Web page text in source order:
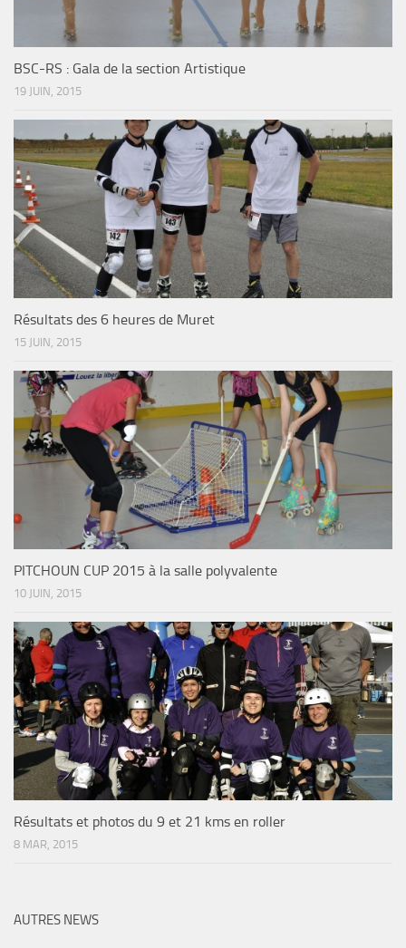
BSC-RS : Gala de la section Artistique
19 JUIN, 2015
Résultats des 6 heures de Muret
15 JUIN, 2015
PITCHOUN CUP 2015 à la salle polyvalente
10 JUIN, 2015
Résultats et photos du 9 et 21 kms en roller
8 MAR, 2015
AUTRES NEWS